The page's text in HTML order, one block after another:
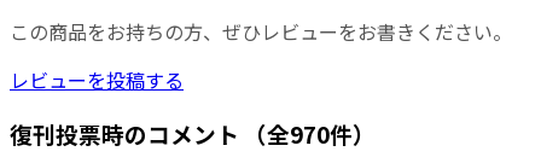
この商品をお持ちの方、ぜひレビューをお書きください。
レビューを投稿する
復刊投票時のコメント （全970件）